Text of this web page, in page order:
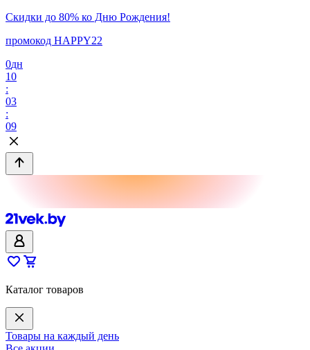
Скидки до 80% ко Дню Рождения!
промокод HAPPY22
0дн
10
:
03
:
09
Каталог товаров
Товары на каждый день